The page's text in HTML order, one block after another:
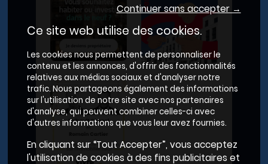
Continuer sans accepter →
Ce site web utilise des cookies.
Les cookies nous permettent de personnaliser le
contenu et les annonces, d'offrir des fonctionnalités
relatives aux médias sociaux et d'analyser notre
trafic. Nous partageons également des informations
sur l'utilisation de notre site avec nos partenaires
d'analyse, qui peuvent combiner celles-ci avec
d'autres informations que vous leur avez fournies.
En cliquant sur “Tout Accepter”, vous acceptez
l'utilisation de cookies à des fins publicitaires et